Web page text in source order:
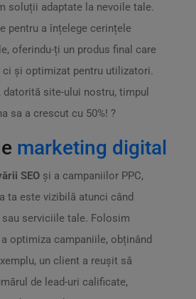
soluții adaptate la nevoile tale.
pentru a înțelege cerințele
oferindu-ți un produs final care
ci și optimizat pentru utilizatori.
site-ului nostru, timpul
sa a crescut cu 50%! ?
marketing digital
SEO și a campaniilor PPC,
ta este vizibilă atunci când
serviciile tale. Folosim
optimiza campaniile, obținând
un client a reușit să
de lead-uri calificate,